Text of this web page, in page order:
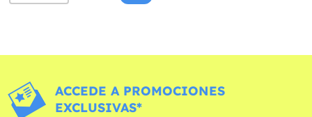
ACCEDE A PROMOCIONES
EXCLUSIVAS*